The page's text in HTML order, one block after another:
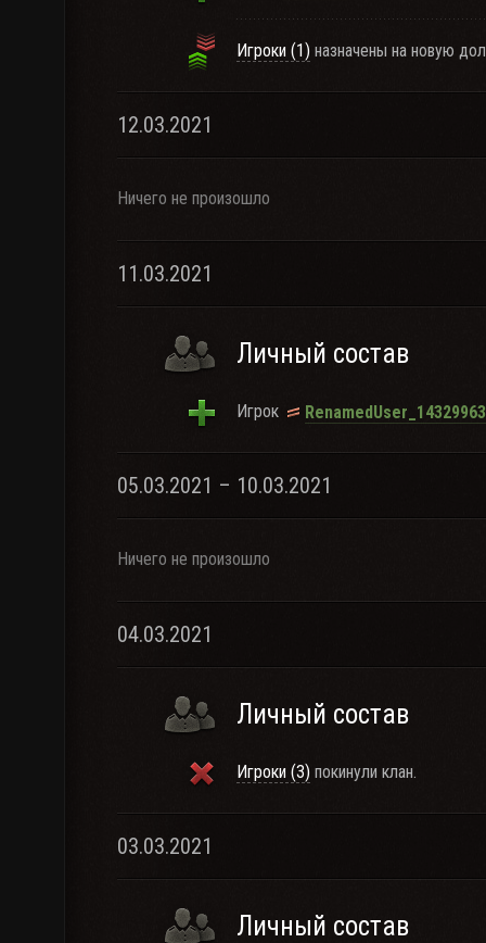
Игроки (1) назначены на новую
12.03.2021
Ничего не произошло
11.03.2021
Личный состав
Игрок
05.03.2021 – 10.03.2021
Ничего не произошло
04.03.2021
Личный состав
Игроки (3) покинули клан.
03.03.2021
Личный состав